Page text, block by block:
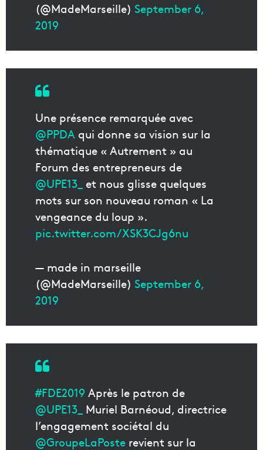
(@MadeMarseille) September 6,
2019
Une présence remarquée avec
@PPDA qui donne sa vision sur la
thématique « Autrement » au
Forum des entrepreneurs de
@UPE13_ et nous glisse quelques
mots sur son nouveau roman « La
vengeance du loup ».
pic.twitter.com/XSK3CJg6nu
— made in marseille
(@MadeMarseille) September 6,
2019
#FDE2019 Après le patron de
@UPE13_ Muriel Barnéoud, directrice
l’engagement sociétal du
@GroupeLaPoste revient sur la